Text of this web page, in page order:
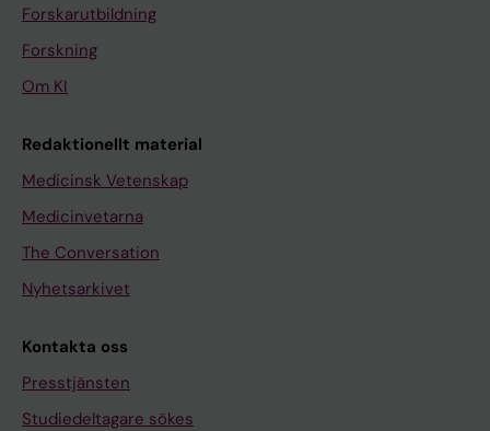
Forskarutbildning
Forskning
Om KI
Redaktionellt material
Medicinsk Vetenskap
Medicinvetarna
The Conversation
Nyhetsarkivet
Kontakta oss
Presstjänsten
Studiedeltagare sökes